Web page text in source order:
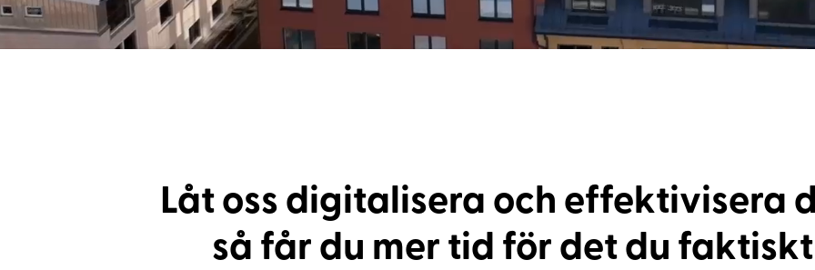
Låt oss digitalisera och effektivisera
så får du mer tid för det du